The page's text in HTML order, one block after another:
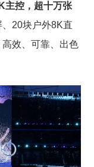
主控，超十万张
、20块户外8K直
效、可靠、出色